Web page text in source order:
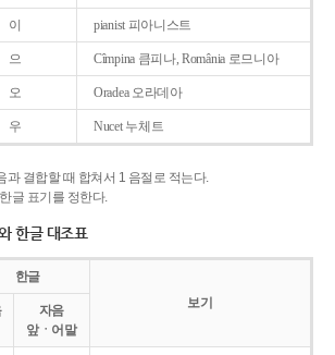
이 pianist 피아니스트
으 Cîmpina 큼피나, România 로므니아
오 Oradea 오라데아
우 Nucet 누체트
과 결합할 때 합쳐서 1 음절로 적는다.
글 표기를 정한다.
한글 대조표
한글
보기
자음
앞ㆍ어말